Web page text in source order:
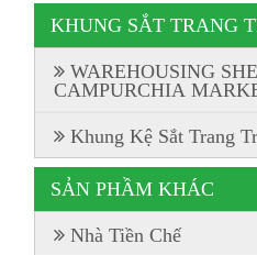
KHUNG SẮT TRANG
WAREHOUSING
CAMPURCHIA
Khung Kệ Sắt Trang
SẢN PHẦM KHÁC
Nhà Tiền Chế